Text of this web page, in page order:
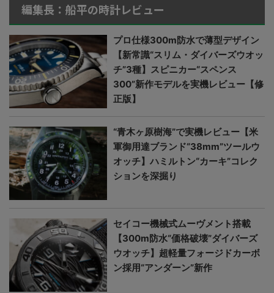
編集長：船平の時計レビュー
プロ仕様300m防水で薄型デザイン
【新常識“スリム・ダイバーズウオッ
チ”3種】スピニカー“スペンス
300”新作モデルを実機レビュー【修
正版】
“青木ヶ原樹海”で実機レビュー【米
軍御用達ブランド“38mm”ツールウ
オッチ】ハミルトン“カーキ”コレク
ションを深掘り
セイコー機械式ムーヴメント搭載
【300m防水“価格破壊”ダイバーズ
ウオッチ】超軽量フォージドカーボ
ン採用“アンダーン”新作